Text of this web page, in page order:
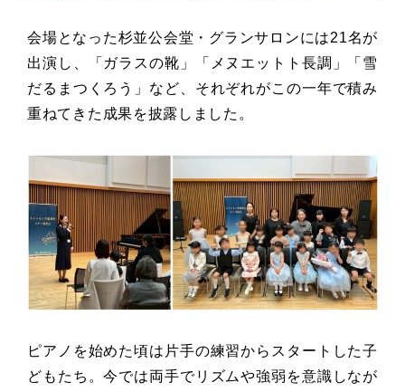
会場となった杉並公会堂・グランサロンには21名が
出演し、「ガラスの靴」「メヌエットト長調」「雪
だるまつくろう」など、それぞれがこの一年で積み
重ねてきた成果を披露しました。
ピアノを始めた頃は片手の練習からスタートした子
どもたち。今では両手でリズムや強弱を意識しなが